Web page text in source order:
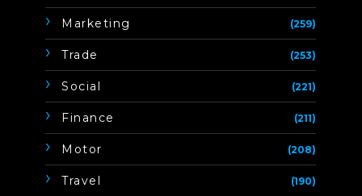
Marketing (259)
Trade (253)
Social (221)
Finance (211)
Motor (208)
Travel (190)